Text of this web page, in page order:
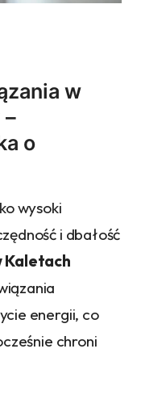
w
–
o
wysoki
i dbałość
Kaletach
energii, co
chroni